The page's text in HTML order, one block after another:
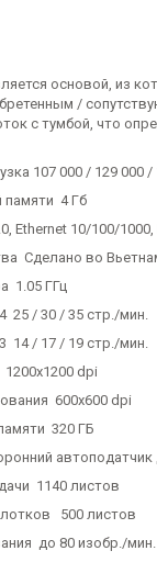
основой, из
/
с тумбой, что
107 000 / 129 000
памяти 4 Гб
Ethernet 10/100/1000,
Сделано во
1.05 ГГц
25 / 30 / 35 стр./мин.
14 / 17 / 19 стр./мин.
dpi
600x600 dpi
320 ГБ
автоподатчик
1140 листов
500 листов
до 80 изобр./мин.